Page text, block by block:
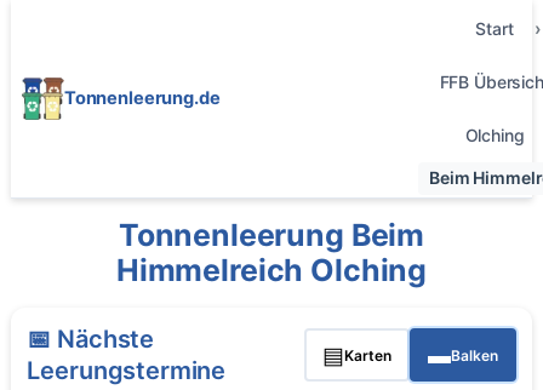
Tonnenleerung.de
Start
FFB
Olching
Beim
Tonnenleerung Beim
Himmelreich Olching
📅 Nächste
Leerungstermine
▤Karten ▬Balken